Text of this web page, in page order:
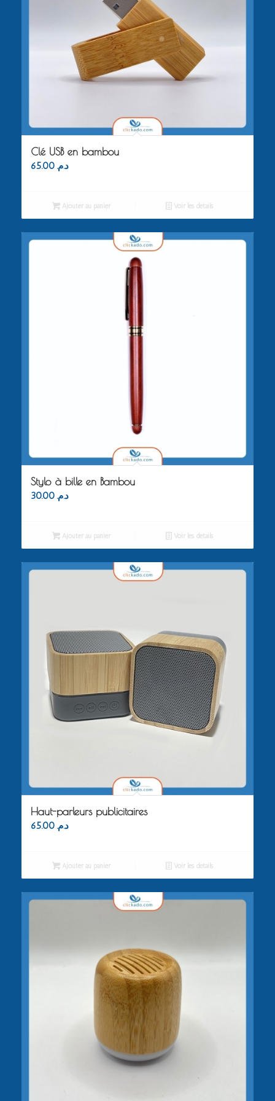
Clé USB en bambou
د.م. 65.00
Ajouter au panier Voir les détails
Stylo à bille en Bambou
د.م. 30.00
Ajouter au panier Voir les détails
Haut-parleurs publicitaires
د.م. 65.00
Ajouter au panier Voir les détails